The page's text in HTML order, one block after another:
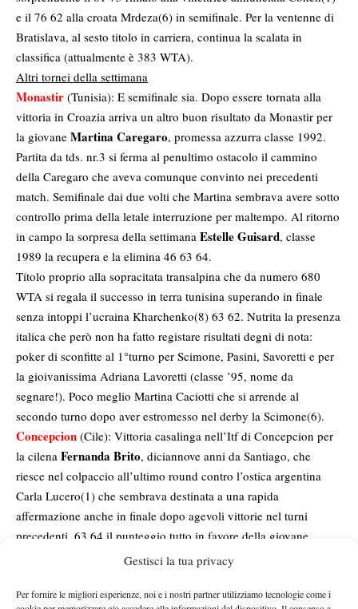
Gestisci la tua privacy
Per fornire le migliori esperienze, noi e i nostri partner utilizziamo tecnologie come i
e il 76 62 alla croata Mrdeza(6) in semifinale. Per la ventenne di
Bratislava, al sesto titolo in carriera, continua la scalata in
classifica (attualmente è 383 WTA).
Altri tornei della settimana
Monastir (Tunisia): E semifinale sia. Dopo essere tornata alla
vittoria in Croazia arriva un altro buon risultato da Monastir per
la giovane Martina Caregaro, promessa azzurra classe 1992.
Partita da tds. nr.3 si ferma al penultimo ostacolo il cammino
della Caregaro che aveva comunque convinto nei precedenti
match. Semifinale dai due volti che Martina sembrava avere sotto
controllo prima della letale interruzione per maltempo. Al ritorno
in campo la sorpresa della settimana Estelle Guisard, classe
1989 la recupera e la elimina 46 63 64.
Titolo proprio alla sopracitata transalpina che da numero 680
WTA si regala il successo in terra tunisina superando in finale
senza intoppi l’ucraina Kharchenko(8) 63 62. Nutrita la presenza
italica che però non ha fatto registare risultati degni di nota:
poker di sconfitte al 1°turno per Scimone, Pasini, Savoretti e per
la gioivanissima Adriana Lavoretti (classe ’95, nome da
segnare!). Poco meglio Martina Caciotti che si arrende al
secondo turno dopo aver estromesso nel derby la Scimone(6).
Concepcion (Cile): Vittoria casalinga nell’Itf di Concepcion per
la cilena Fernanda Brito, diciannove anni da Santiago, che
riesce nel colpaccio all’ultimo round contro l’ostica argentina
Carla Lucero(1) che sembrava destinata a una rapida
affermazione anche in finale dopo agevoli vittorie nel turni
precedenti. 63 64 il punteggio tutto in favore della giovane
Brito(7) che conquista così il primo titolo Itf della sua breve
In bella evidenza tra i colori azzurriCandelaria Sedano-Acosta